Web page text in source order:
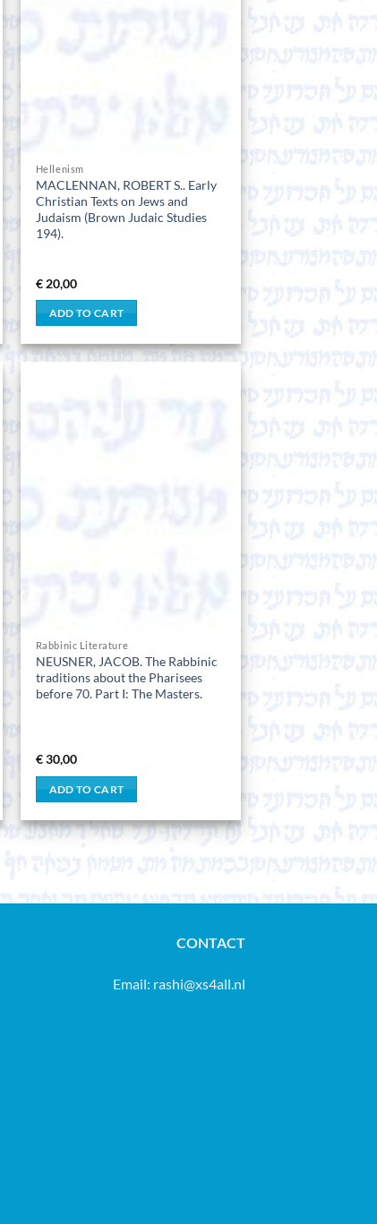
Hellenism
MACLENNAN, ROBERT S.. Early
Christian Texts on Jews and
Judaism (Brown Judaic Studies
194).
€20,00
ADD TO CART
Rabbinic Literature
NEUSNER, JACOB. The Rabbinic
traditions about the Pharisees
before 70. Part I: The Masters.
€30,00
ADD TO CART
CONTACT
Email: rashi@xs4all.nl